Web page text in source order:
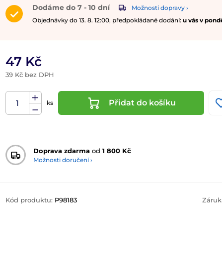
Dodáme do 7 - 10 dní
Možnosti dopravy ›
Objednávky do 13. 8. 12:00, předpokládané dodání: u vás v
47 Kč
39 Kč bez DPH
ks Přidat do košíku
Doprava zdarma od 1 800 Kč
Možnosti doručení ›
Kód produktu: P98183